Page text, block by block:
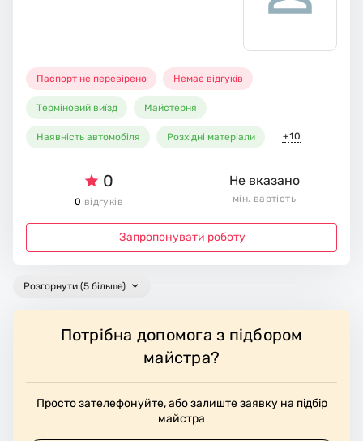
Паспорт не перевірено Немає відгуків
Терміновий виїзд Майстерня
Наявність автомобіля Розхідні матеріали +10
0
0 відгуків
Не вказано
мін. вартість
Запропонувати роботу
Розгорнути (5 більше)
Потрібна допомога з підбором
майстра?
Просто зателефонуйте, або залиште заявку на підбір
майстра